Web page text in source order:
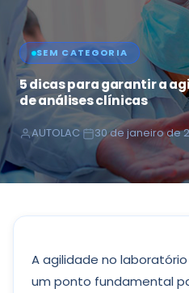
SEM CATEGORIA
5 dicas para garantir a
de análises clínicas
AUTOLAC 30 de janeiro de
A agilidade no
um ponto fundamental